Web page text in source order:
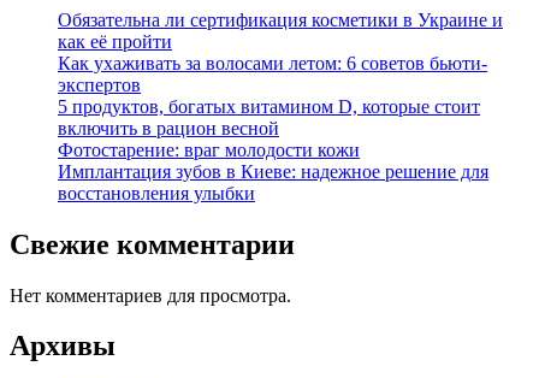
Обязательна ли сертификация косметики в Украине и
как её пройти
Как ухаживать за волосами летом: 6 советов бьюти-
экспертов
5 продуктов, богатых витамином D, которые стоит
включить в рацион весной
Фотостарение: враг молодости кожи
Имплантация зубов в Киеве: надежное решение для
восстановления улыбки
Свежие комментарии
Нет комментариев для просмотра.
Архивы